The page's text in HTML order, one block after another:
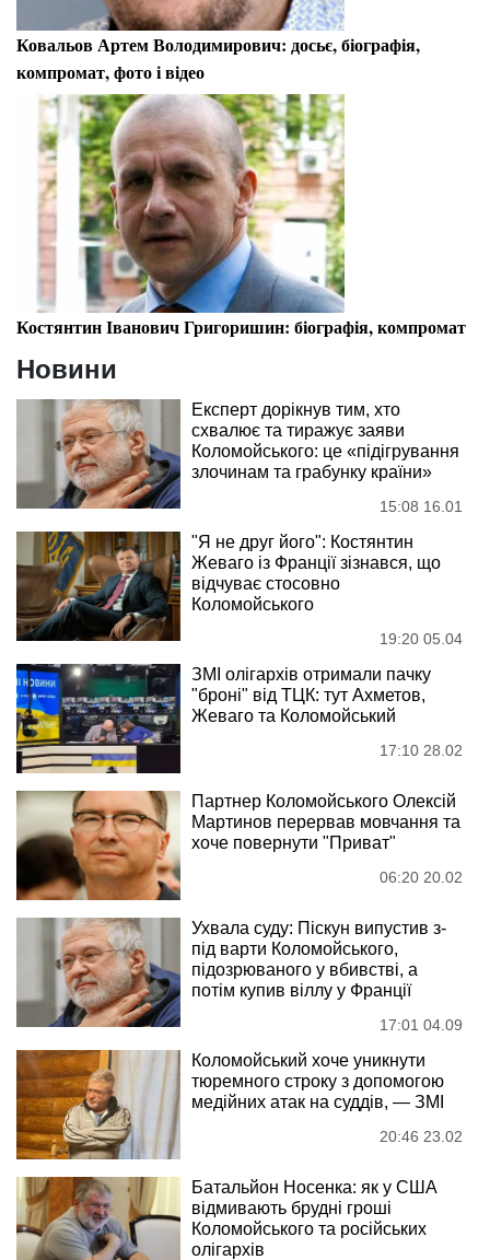
Ковальов Артем Володимирович: досьє, біографія,
компромат, фото і відео
Костянтин Іванович Григоришин: біографія, компромат
Новини
Експерт дорікнув тим, хто
схвалює та тиражує заяви
Коломойського: це «підігрування
злочинам та грабунку країни»
15:08 16.01
"Я не друг його": Костянтин
Жеваго із Франції зізнався, що
відчуває стосовно
Коломойського
19:20 05.04
ЗМІ олігархів отримали пачку
"броні" від ТЦК: тут Ахметов,
Жеваго та Коломойський
17:10 28.02
Партнер Коломойського Олексій
Мартинов перервав мовчання та
хоче повернути "Приват"
06:20 20.02
Ухвала суду: Піскун випустив з-
під варти Коломойського,
підозрюваного у вбивстві, а
потім купив віллу у Франції
17:01 04.09
Коломойський хоче уникнути
тюремного строку з допомогою
медійних атак на суддів, — ЗМІ
20:46 23.02
Батальйон Носенка: як у США
відмивають брудні гроші
Коломойського та російських
олігархів